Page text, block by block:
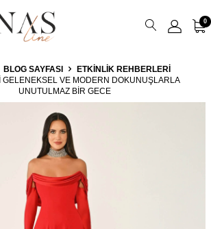
0
BLOG SAYFASI
ETKINLIK REHBERLERI
GELENEKSEL VE MODERN DOKUNUŞLARLA
UNUTULMAZ BIR GECE